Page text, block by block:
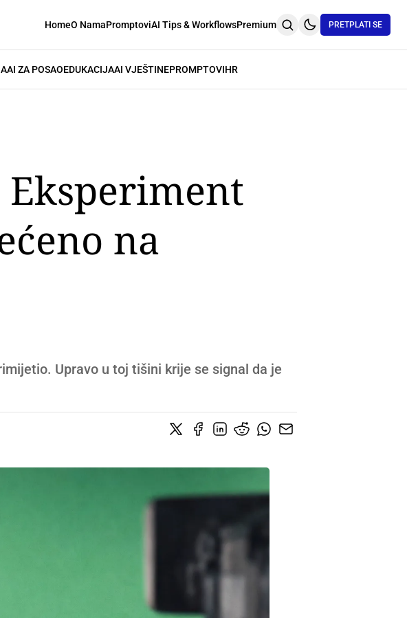
HomeO NamaPromptoviAI Tips & WorkflowsPremium PRETPLATI SE
AI ZA POSAOEDUKACIJAAI VJEŠTINEPROMPTOVIHR
na
Upravo u toj tišini krije se signal da je